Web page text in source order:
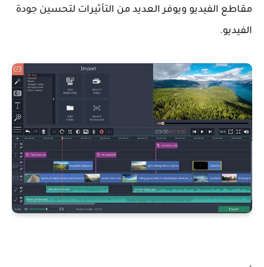
مقاطع الفيديو ويوفر العديد من التأثيرات لتحسين جودة
الفيديو.